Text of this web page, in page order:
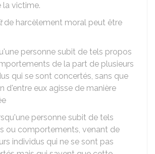
la victime.
de harcèlement moral peut être
personne subit de tels propos
de la part de plusieurs
qui se sont concertés, sans que
d'entre eux agisse de manière
personne subit de tels
ou comportements, venant de
individus qui ne se sont pas